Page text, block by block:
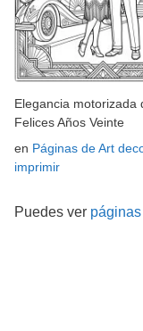
Elegancia motorizada
Felices Años Veinte
en Páginas de Art
imprimir
Puedes ver